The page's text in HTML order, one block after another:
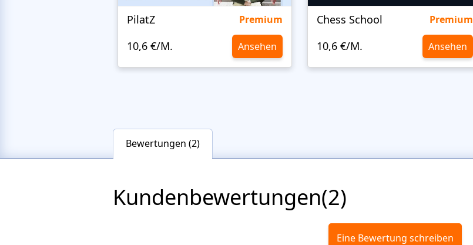
PilatZ Premium
10,6 €/M. Ansehen
Chess School Premium
10,6 €/M. Ansehen
Bewertungen (2)
Kundenbewertungen(2)
Eine Bewertung schreiben